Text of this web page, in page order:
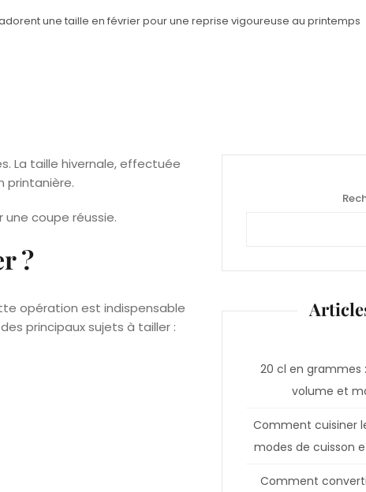
une taille en février pour une reprise vigoureuse au printemps
La taille hivernale, effectuée
printanière.
coupe réussie.
?
opération est indispensable
principaux sujets à tailler :
20 cl en
volume et
Comment cuisiner
modes de cuisson
Comment